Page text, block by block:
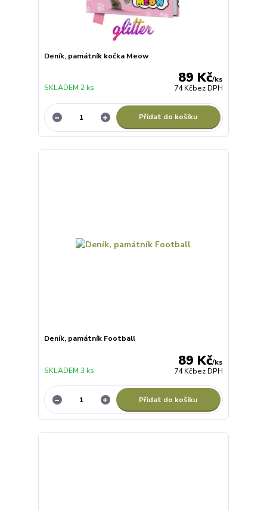
Deník, památník kočka Meow
89 Kč/ks
74 Kčbez DPH
SKLADEM 2 ks
Přidat do košíku
Deník, památník Football
89 Kč/ks
74 Kčbez DPH
SKLADEM 3 ks
Přidat do košíku